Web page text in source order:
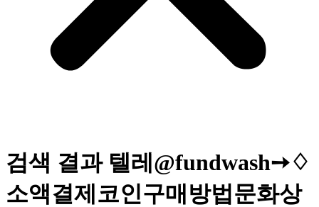
검색 결과 텔레@fundwash➙♢
소액결제코인구매방법문화상